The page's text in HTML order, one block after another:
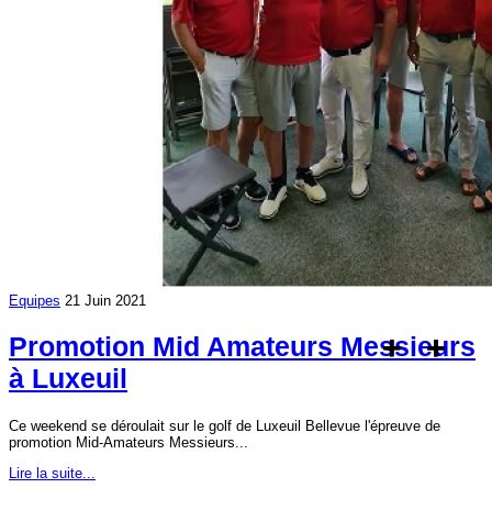
Equipes 21 Juin 2021
Promotion Mid Amateurs Messieurs
à Luxeuil
Ce weekend se déroulait sur le golf de Luxeuil Bellevue l'épreuve de
promotion Mid-Amateurs Messieurs...
Lire la suite...